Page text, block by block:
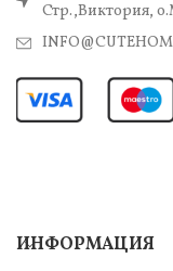
Стр.,Виктория,
ИНФОРМАЦИЯ